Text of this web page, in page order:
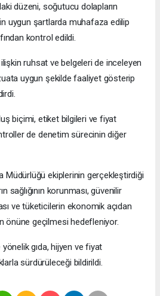
düzeni, soğutucu dolapların
uygun şartlarda muhafaza edilip
kontrol edildi.
ruhsat ve belgeleri de inceleyen
uygun şekilde faaliyet gösterip
biçimi, etiket bilgileri ve fiyat
de denetim sürecinin diğer
Müdürlüğü ekiplerinin gerçekleştirdiği
sağlığının korunması, güvenilir
ve tüketicilerin ekonomik açıdan
önüne geçilmesi hedefleniyor.
gıda, hijyen ve fiyat
sürdürüleceği bildirildi.